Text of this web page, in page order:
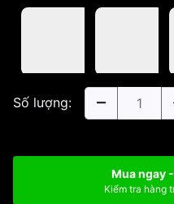
Số lượng:
Mua ngay
Kiểm tra hàng